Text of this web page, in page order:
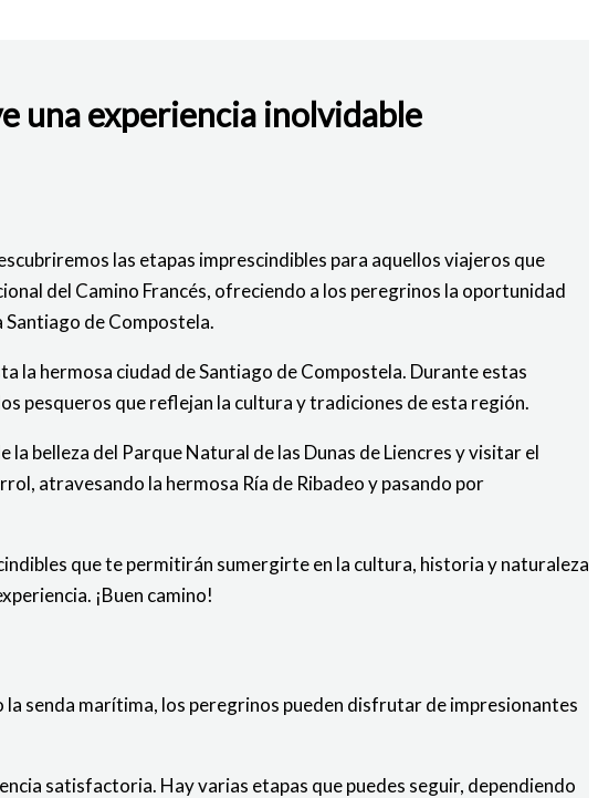
una experiencia inolvidable
las etapas imprescindibles para aquellos viajeros que
del Camino Francés, ofreciendo a los peregrinos la oportunidad
de Compostela.
la hermosa ciudad de Santiago de Compostela. Durante estas
pesqueros que reflejan la cultura y tradiciones de esta región.
belleza del Parque Natural de las Dunas de Liencres y visitar el
atravesando la hermosa Ría de Ribadeo y pasando por
que te permitirán sumergirte en la cultura, historia y naturaleza
¡Buen camino!
senda marítima, los peregrinos pueden disfrutar de impresionantes
satisfactoria. Hay varias etapas que puedes seguir, dependiendo